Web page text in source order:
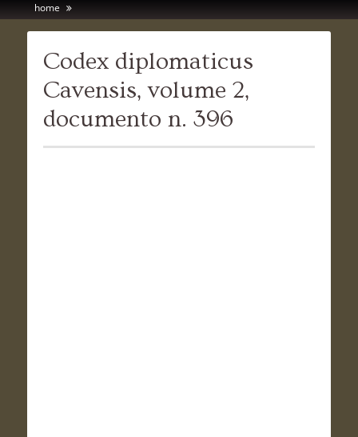
home
Codex diplomaticus
Cavensis, volume 2,
documento n. 396